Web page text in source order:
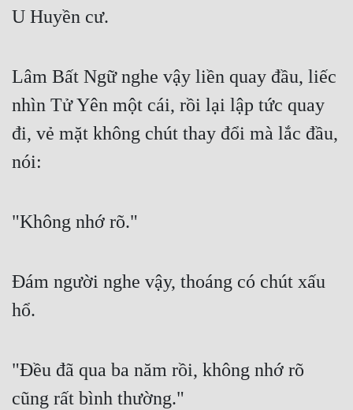
Hậu Cung
Truyện Dịch
Truyện Nhập Môn
Truyện ngắn
Cung Đấu
Cổ Tiên Hiệp
Dã Sử
U Huyền cư.
Lâm Bất Ngữ nghe vậy liền quay đầu, liếc
nhìn Tử Yên một cái, rồi lại lập tức quay
đi, vẻ mặt không chút thay đổi mà lắc đầu,
nói:
"Không nhớ rõ."
Đám người nghe vậy, thoáng có chút xấu
hổ.
"Đều đã qua ba năm rồi, không nhớ rõ
cũng rất bình thường."